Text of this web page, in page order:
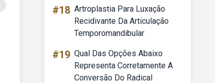
#18 Artroplastia Para Luxação
Recidivante Da Articulação
Temporomandibular
#19 Qual Das Opções Abaixo
Representa Corretamente A
Conversão Do Radical